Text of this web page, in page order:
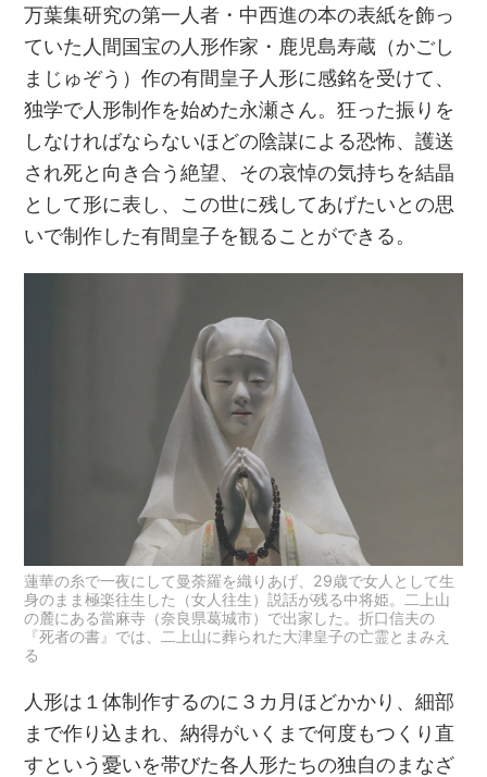
万葉集研究の第一人者・中西進の本の表紙を飾っ
ていた人間国宝の人形作家・鹿児島寿蔵（かごし
まじゅぞう）作の有間皇子人形に感銘を受けて、
独学で人形制作を始めた永瀬さん。狂った振りを
しなければならないほどの陰謀による恐怖、護送
され死と向き合う絶望、その哀悼の気持ちを結晶
として形に表し、この世に残してあげたいとの思
いで制作した有間皇子を観ることができる。
蓮華の糸で一夜にして曼荼羅を織りあげ、29歳で女人として生
身のまま極楽往生した（女人往生）説話が残る中将姫。二上山
の麓にある當麻寺（奈良県葛城市）で出家した。折口信夫の
『死者の書』では、二上山に葬られた大津皇子の亡霊とまみえ
る
人形は１体制作するのに３カ月ほどかかり、細部
まで作り込まれ、納得がいくまで何度もつくり直
すという憂いを帯びた各人形たちの独自のまなざ